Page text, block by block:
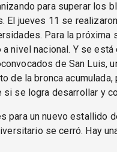
para superar los
El jueves 11 se
Para la próxima
nivel nacional. Y se
de San Luis,
de la bronca
se logra desarrollar y
para un nuevo estallido
se cerró. Hay